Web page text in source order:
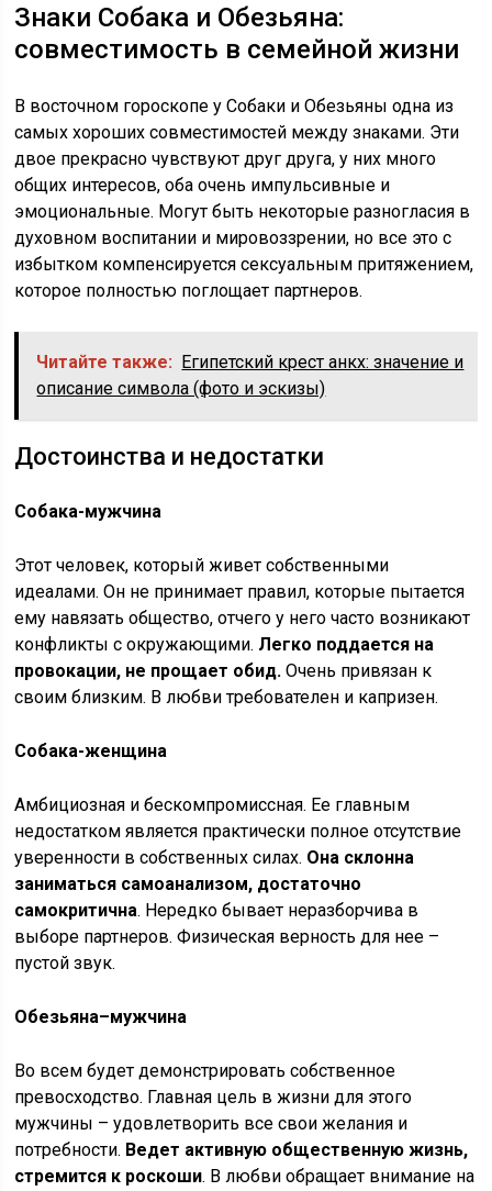
Знаки Собака и Обезьяна:
совместимость в семейной жизни
В восточном гороскопе у Собаки и Обезьяны одна из
самых хороших совместимостей между знаками. Эти
двое прекрасно чувствуют друг друга, у них много
общих интересов, оба очень импульсивные и
эмоциональные. Могут быть некоторые разногласия в
духовном воспитании и мировоззрении, но все это с
избытком компенсируется сексуальным притяжением,
которое полностью поглощает партнеров.
Читайте также: Египетский крест анкх: значение и
описание символа (фото и эскизы)
Достоинства и недостатки
Собака-мужчина
Этот человек, который живет собственными
идеалами. Он не принимает правил, которые пытается
ему навязать общество, отчего у него часто возникают
конфликты с окружающими. Легко поддается на
провокации, не прощает обид. Очень привязан к
своим близким. В любви требователен и капризен.
Собака-женщина
Амбициозная и бескомпромиссная. Ее главным
недостатком является практически полное отсутствие
уверенности в собственных силах. Она склонна
заниматься самоанализом, достаточно
самокритична. Нередко бывает неразборчива в
выборе партнеров. Физическая верность для нее –
пустой звук.
Обезьяна–мужчина
Во всем будет демонстрировать собственное
превосходство. Главная цель в жизни для этого
мужчины – удовлетворить все свои желания и
потребности. Ведет активную общественную жизнь,
стремится к роскоши. В любви обращает внимание на